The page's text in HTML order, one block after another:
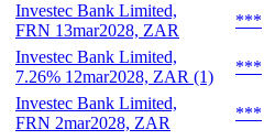
Investec Bank Limited,
FRN 13mar2028, ZAR
***
Investec Bank Limited,
7.26% 12mar2028, ZAR (1)
***
Investec Bank Limited,
FRN 2mar2028, ZAR
***